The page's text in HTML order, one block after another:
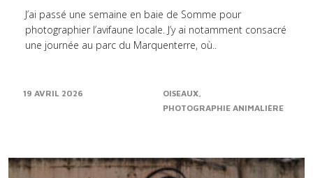
J’ai passé une semaine en baie de Somme pour
photographier l’avifaune locale. J’y ai notamment consacré
une journée au parc du Marquenterre, où..
19 AVRIL 2026
OISEAUX
PHOTOGRAPHIE ANIMALIÈRE